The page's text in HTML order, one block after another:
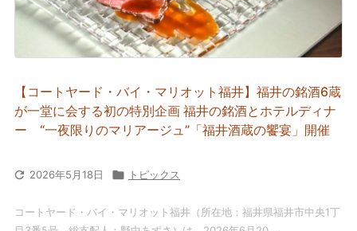
【コートヤード・バイ・マリオット福井】福井の銘酒6蔵
が一堂に会する初の特別企画 福井の銘酒とホテルディナ
ー “一夜限りのマリアージュ”「福井酒蔵の饗宴」開催
 2026年5月18日  トピックス
コートヤード・バイ・マリオット福井（所在地：福井県福井市中央1丁